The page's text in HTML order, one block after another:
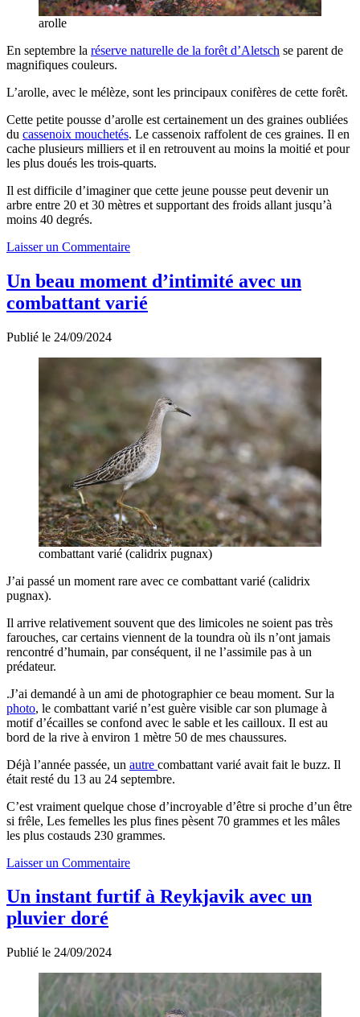
arolle
En septembre la réserve naturelle de la forêt d’Aletsch se parent de
magnifiques couleurs.
L’arolle, avec le mélèze, sont les principaux conifères de cette forêt.
Cette petite pousse d’arolle est certainement un des graines oubliées
du cassenoix mouchetés. Le cassenoix raffolent de ces graines. Il en
cache plusieurs milliers et il en retrouvent au moins la moitié et pour
les plus doués les trois-quarts.
Il est difficile d’imaginer que cette jeune pousse peut devenir un
arbre entre 20 et 30 mètres et supportant des froids allant jusqu’à
moins 40 degrés.
Laisser un Commentaire
Un beau moment d’intimité avec un
combattant varié
Publié le 24/09/2024
combattant varié (calidrix pugnax)
J’ai passé un moment rare avec ce combattant varié (calidrix
pugnax).
Il arrive relativement souvent que des limicoles ne soient pas très
farouches, car certains viennent de la toundra où ils n’ont jamais
rencontré d’humain, par conséquent, il ne l’assimile pas à un
prédateur.
.J’ai demandé à un ami de photographier ce beau moment. Sur la
photo, le combattant varié n’est guère visible car son plumage à
motif d’écailles se confond avec le sable et les cailloux. Il est au
bord de la rive à environ 1 mètre 50 de mes chaussures.
Déjà l’année passée, un autre combattant varié avait fait le buzz. Il
était resté du 13 au 24 septembre.
C’est vraiment quelque chose d’incroyable d’être si proche d’un être
si frêle, Les femelles les plus fines pèsent 70 grammes et les mâles
les plus costauds 230 grammes.
Laisser un Commentaire
Un instant furtif à Reykjavik avec un
pluvier doré
Publié le 24/09/2024